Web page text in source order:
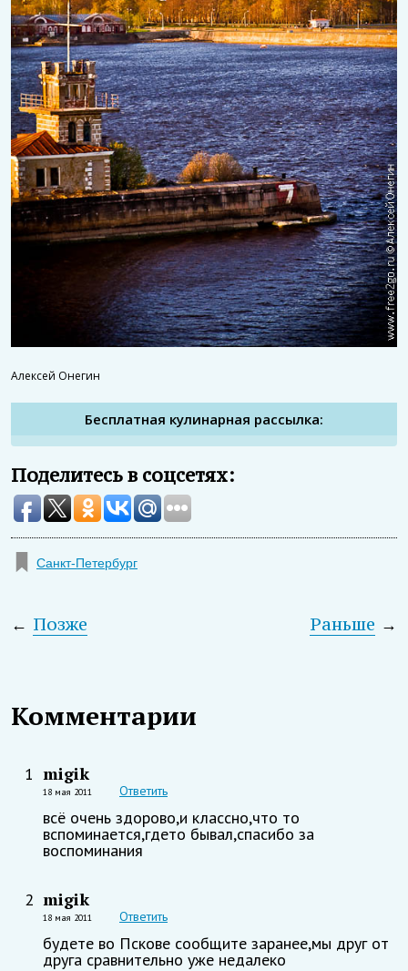
Алексей Онегин
Бесплатная кулинарная рассылка:
Поделитесь в соцсетях:
Санкт-Петербург
← Позже →
Раньше
Комментарии
1 migik
18 мая 2011 Ответить
всё очень здорово,и классно,что то
вспоминается,гдето бывал,спасибо за
воспоминания
2 migik
18 мая 2011 Ответить
будете во Пскове сообщите заранее,мы друг от
друга сравнительно уже недалеко